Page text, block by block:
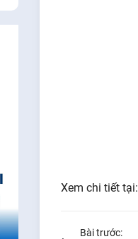
Xem chi tiết tại:
Bài trước: